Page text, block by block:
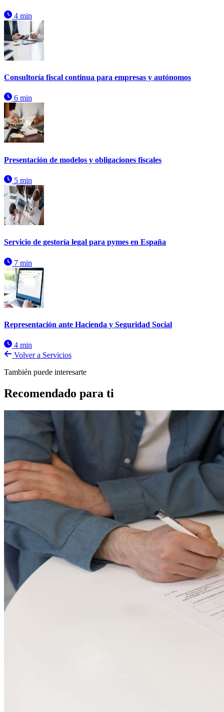
4 min
Consultoría fiscal continua para empresas y autónomos
6 min
Presentación de modelos y obligaciones fiscales
5 min
Servicio de gestoría legal para pymes en España
7 min
Representación ante Hacienda y Seguridad Social
4 min
Volver a Servicios
También puede interesarte
Recomendado para ti